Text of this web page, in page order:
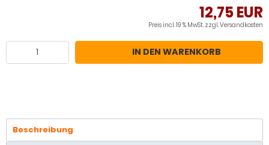
12,75 EUR
Preis incl. 19 % MwSt. zzgl.Versandkosten
IN DEN WARENKORB
Beschreibung